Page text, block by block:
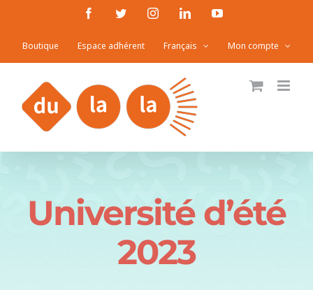
contenu
FacebookTwitterInstagramLinkedInYouTube
Boutique Espace adhérent Français Mon compte
Université d’été
2023